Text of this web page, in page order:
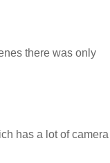
there was only
has a lot of camera